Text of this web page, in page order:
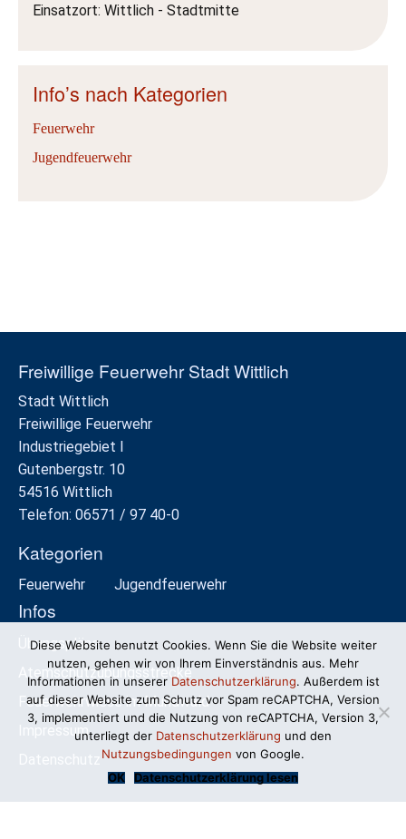
Einsatzort: Wittlich - Stadtmitte
Info’s nach Kategorien
Feuerwehr
Jugendfeuerwehr
Freiwillige Feuerwehr Stadt Wittlich
Stadt Wittlich
Freiwillige Feuerwehr
Industriegebiet I
Gutenbergstr. 10
54516 Wittlich
Telefon: 06571 / 97 40-0
Kategorien
Feuerwehr Jugendfeuerwehr
Infos
Übungspläne
Atemschutzübungsstrecke
Feuerwehrwiese im Mundwald
Impressum
Diese Website benutzt Cookies. Wenn Sie die Website weiter
nutzen, gehen wir von Ihrem Einverständnis aus. Mehr
Informationen in unserer Datenschutzerklärung. Außerdem ist
auf dieser Website zum Schutz vor Spam reCAPTCHA, Version
3, implementiert und die Nutzung von reCAPTCHA, Version 3,
unterliegt der Datenschutzerklärung und den
Nutzungsbedingungen von Google.
OK
Datenschutzerklärung lesen